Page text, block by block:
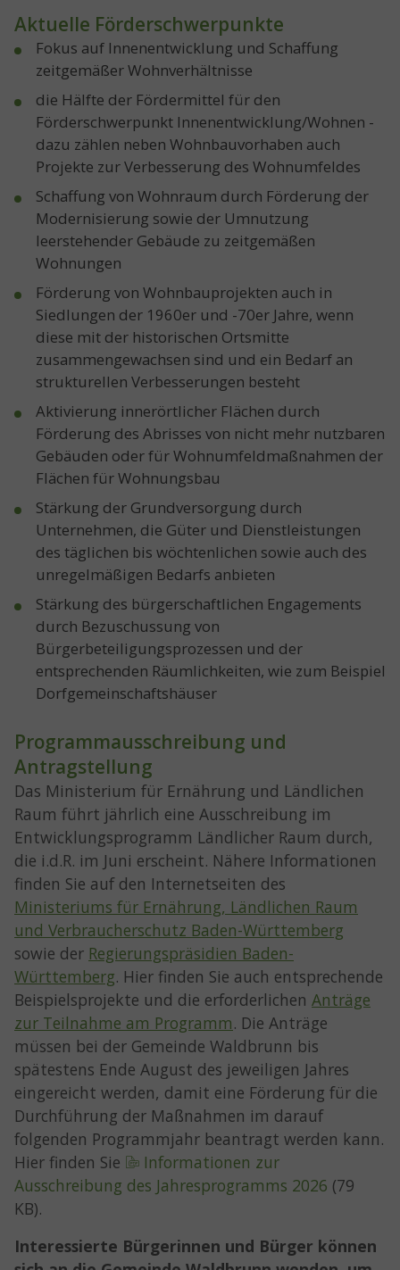
Aktuelle Förderschwerpunkte
Fokus auf Innenentwicklung und Schaffung
zeitgemäßer Wohnverhältnisse
die Hälfte der Fördermittel für den
Förderschwerpunkt Innenentwicklung/Wohnen -
dazu zählen neben Wohnbauvorhaben auch
Projekte zur Verbesserung des Wohnumfeldes
Schaffung von Wohnraum durch Förderung der
Modernisierung sowie der Umnutzung
leerstehender Gebäude zu zeitgemäßen
Wohnungen
Förderung von Wohnbauprojekten auch in
Siedlungen der 1960er und -70er Jahre, wenn
diese mit der historischen Ortsmitte
zusammengewachsen sind und ein Bedarf an
strukturellen Verbesserungen besteht
Aktivierung innerörtlicher Flächen durch
Förderung des Abrisses von nicht mehr nutzbaren
Gebäuden oder für Wohnumfeldmaßnahmen der
Flächen für Wohnungsbau
Stärkung der Grundversorgung durch
Unternehmen, die Güter und Dienstleistungen
des täglichen bis wöchtenlichen sowie auch des
unregelmäßigen Bedarfs anbieten
Stärkung des bürgerschaftlichen Engagements
durch Bezuschussung von
Bürgerbeteiligungsprozessen und der
entsprechenden Räumlichkeiten, wie zum Beispiel
Dorfgemeinschaftshäuser
Programmausschreibung und
Antragstellung
Das Ministerium für Ernährung und Ländlichen
Raum führt jährlich eine Ausschreibung im
Entwicklungsprogramm Ländlicher Raum durch,
die i.d.R. im Juni erscheint. Nähere Informationen
finden Sie auf den Internetseiten des
Ministeriums für Ernährung, Ländlichen Raum
und Verbraucherschutz Baden-Württemberg
sowie der Regierungspräsidien Baden-
Württemberg. Hier finden Sie auch entsprechende
Beispielsprojekte und die erforderlichen Anträge
zur Teilnahme am Programm. Die Anträge
müssen bei der Gemeinde Waldbrunn bis
spätestens Ende August des jeweiligen Jahres
eingereicht werden, damit eine Förderung für die
Durchführung der Maßnahmen im darauf
folgenden Programmjahr beantragt werden kann.
Hier finden Sie
Informationen zur
Ausschreibung des Jahresprogramms 2026 (79
KB).
Interessierte Bürgerinnen und Bürger können